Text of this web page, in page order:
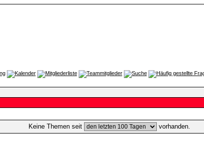
Keine Themen seit vorhanden.